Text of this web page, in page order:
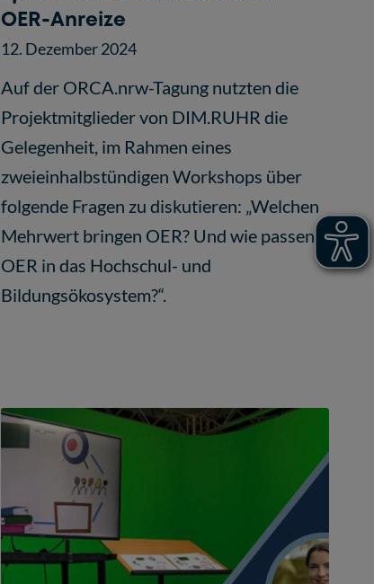
OER-Anreize
12. Dezember 2024
Auf der ORCA.nrw-Tagung nutzten die
Projektmitglieder von DIM.RUHR die
Gelegenheit, im Rahmen eines
zweieinhalbstündigen Workshops über
folgende Fragen zu diskutieren: „Welchen
Mehrwert bringen OER? Und wie passen
OER in das Hochschul- und
Bildungsökosystem?“.